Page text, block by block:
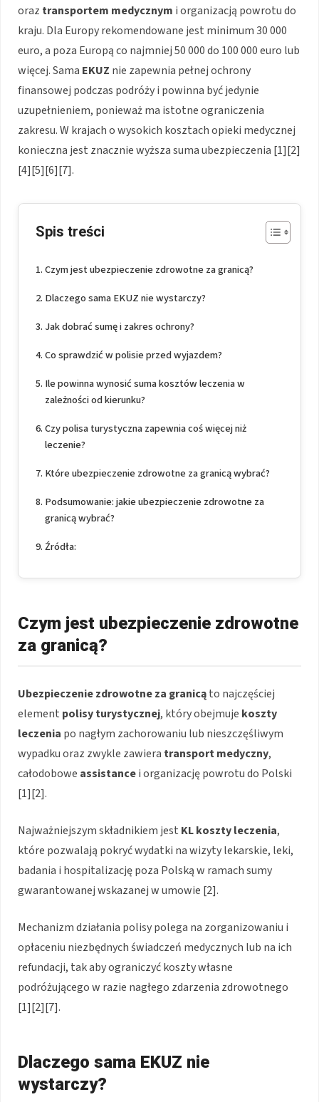
oraz transportem medycznym i organizacją powrotu do
kraju. Dla Europy rekomendowane jest minimum 30 000
euro, a poza Europą co najmniej 50 000 do 100 000 euro lub
więcej. Sama EKUZ nie zapewnia pełnej ochrony
finansowej podczas podróży i powinna być jedynie
uzupełnieniem, ponieważ ma istotne ograniczenia
zakresu. W krajach o wysokich kosztach opieki medycznej
konieczna jest znacznie wyższa suma ubezpieczenia [1][2]
[4][5][6][7].
Spis treści
Czym jest ubezpieczenie zdrowotne za granicą?
Dlaczego sama EKUZ nie wystarczy?
Jak dobrać sumę i zakres ochrony?
Co sprawdzić w polisie przed wyjazdem?
Ile powinna wynosić suma kosztów leczenia w
zależności od kierunku?
Czy polisa turystyczna zapewnia coś więcej niż
leczenie?
Które ubezpieczenie zdrowotne za granicą wybrać?
Podsumowanie: jakie ubezpieczenie zdrowotne za
granicą wybrać?
Źródła:
Czym jest ubezpieczenie zdrowotne
za granicą?
Ubezpieczenie zdrowotne za granicąto najczęściej
element polisy turystycznej, który obejmuje koszty
leczenia po nagłym zachorowaniu lub nieszczęśliwym
wypadku oraz zwykle zawiera transport medyczny,
całodobowe assistancei organizację powrotu do Polski
[1][2].
Najważniejszym składnikiem jest KL koszty leczenia,
które pozwalają pokryć wydatki na wizyty lekarskie, leki,
badania i hospitalizację poza Polską w ramach sumy
gwarantowanej wskazanej w umowie [2].
Mechanizm działania polisy polega na zorganizowaniu i
opłaceniu niezbędnych świadczeń medycznych lub na ich
refundacji, tak aby ograniczyć koszty własne
podróżującego w razie nagłego zdarzenia zdrowotnego
[1][2][7].
Dlaczego sama EKUZ nie
wystarczy?